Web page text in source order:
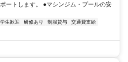
ートします。 ●マシンジム・プールの安
学生歓迎 研修あり 制服貸与
交通費支給